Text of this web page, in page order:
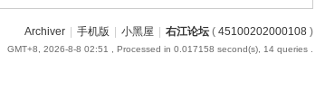
Archiver 手机版 小黑屋 右江论坛( 45100202000108)
GMT+8, 2026-8-8 02:51 , Processed in 0.017158 second(s), 14 queries .